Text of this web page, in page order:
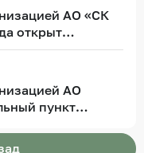
АО «СК
открыт
полисов
АО
пункт